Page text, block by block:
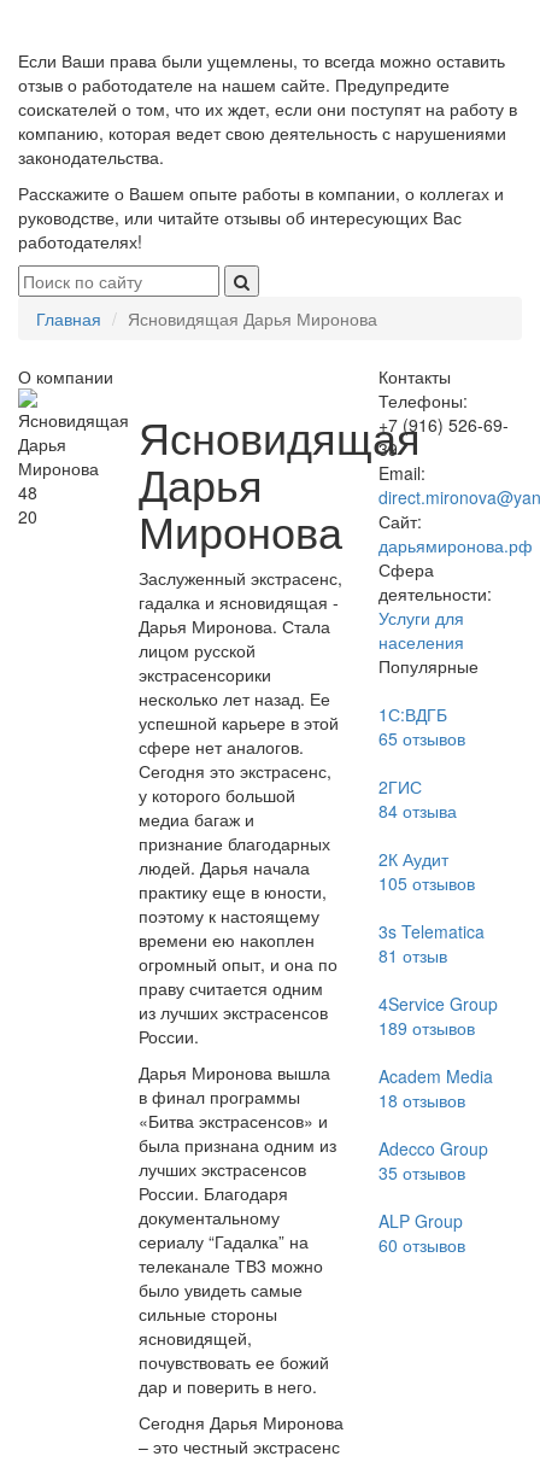
Если Ваши права были ущемлены, то всегда можно оставить
отзыв о работодателе на нашем сайте. Предупредите
соискателей о том, что их ждет, если они поступят на работу в
компанию, которая ведет свою деятельность с нарушениями
законодательства.
Расскажите о Вашем опыте работы в компании, о коллегах и
руководстве, или читайте отзывы об интересующих Вас
работодателях!
Главная Ясновидящая Дарья Миронова
О компании
48
20
Ясновидящая
Дарья
Миронова
Заслуженный экстрасенс,
гадалка и ясновидящая -
Дарья Миронова. Стала
лицом русской
экстрасенсорики
несколько лет назад. Ее
успешной карьере в этой
сфере нет аналогов.
Сегодня это экстрасенс,
у которого большой
медиа багаж и
признание благодарных
людей. Дарья начала
практику еще в юности,
поэтому к настоящему
времени ею накоплен
огромный опыт, и она по
праву считается одним
из лучших экстрасенсов
России.
Дарья Миронова вышла
в финал программы
«Битва экстрасенсов» и
была признана одним из
лучших экстрасенсов
России. Благодаря
документальному
сериалу “Гадалка” на
телеканале ТВ3 можно
было увидеть самые
сильные стороны
ясновидящей,
почувствовать ее божий
дар и поверить в него.
Сегодня Дарья Миронова
– это честный экстрасенс
Контакты
Телефоны:
+7 (916) 526-69-
39
Email:
Сайт:
дарьямиронова.рф
Сфера
деятельности:
Услуги для
населения
Популярные
1С:ВДГБ
65отзывов
2ГИС
84отзыва
2К Аудит
105отзывов
3s Telematica
81 отзыв
4Service Group
189 отзывов
Academ Media
18 отзывов
Adecco Group
35отзывов
ALP Group
60 отзывов